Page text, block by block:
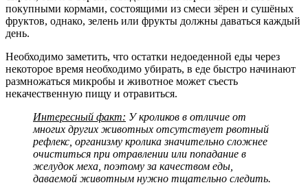
покупными кормами, состоящими из смеси зёрен и сушёных
фруктов, однако, зелень или фрукты должны даваться каждый
день.
Необходимо заметить, что остатки недоеденной еды через
некоторое время необходимо убирать, в еде быстро начинают
размножаться микробы и животное может съесть
некачественную пищу и отравиться.
Интересный факт: У кроликов в отличие от
многих других животных отсутствует рвотный
рефлекс, организму кролика значительно сложнее
очиститься при отравлении или попадание в
желудок меха, поэтому за качеством еды,
даваемой животным нужно тщательно следить.